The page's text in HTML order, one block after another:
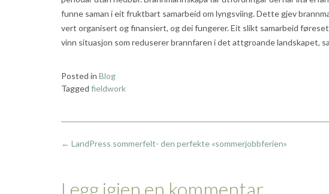
funne saman i eit fruktbart samarbeid om lyngsviing. Dette gjev
vert organisert og finansiert, og dei fungerer. Eit slikt samarbeid
vinn situasjon som reduserer brannfaren i det attgroande landskapet,
Posted in Blog
Tagged fieldwork
Post
← LandPress sommerfelt- den perfekte «sommerjobbferien»
Legg igjen en kommentar